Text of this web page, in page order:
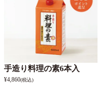
手造り料理の素6本入
¥4,860(税込)